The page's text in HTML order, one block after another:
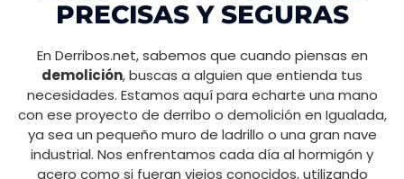
PRECISAS Y SEGURAS
En Derribos.net, sabemos que cuando piensas en
demolición, buscas a alguien que entienda tus
necesidades. Estamos aquí para echarte una mano
con ese proyecto de derribo o demolición en Igualada,
ya sea un pequeño muro de ladrillo o una gran nave
industrial. Nos enfrentamos cada día al hormigón y
acero como si fueran viejos conocidos, utilizando